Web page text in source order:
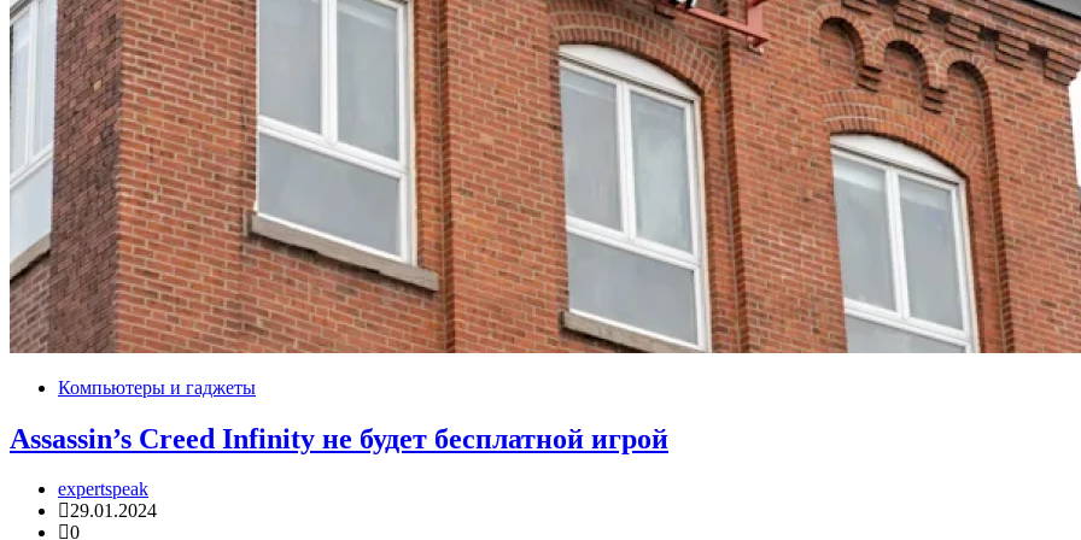
Компьютеры и гаджеты
Assassin’s Creed Infinity не будет бесплатной игрой
expertspeak
29.01.2024
0